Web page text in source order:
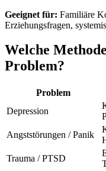
Geeignet für: Familiäre
Erziehungsfragen,
Welche
Problem?
Problem
Depression
Angststörungen / Panik
Trauma / PTSD